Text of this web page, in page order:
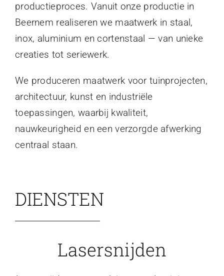
productieproces. Vanuit onze productie in
Beernem realiseren we maatwerk in staal,
inox, aluminium en cortenstaal — van unieke
creaties tot seriewerk.
We produceren maatwerk voor tuinprojecten,
architectuur, kunst en industriële
toepassingen, waarbij kwaliteit,
nauwkeurigheid en een verzorgde afwerking
centraal staan.
DIENSTEN
Lasersnijden